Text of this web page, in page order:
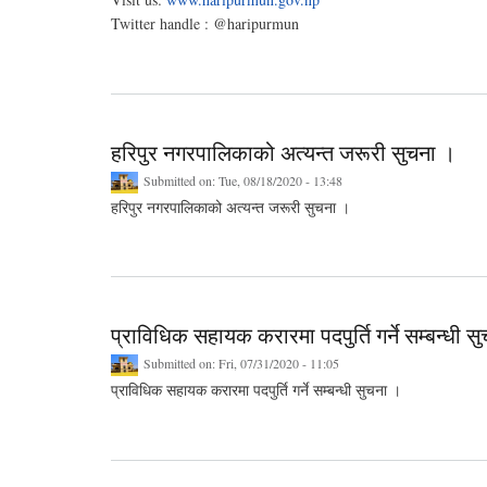
Twitter handle : @haripurmun
हरिपुर नगरपालिकाको अत्यन्त जरूरी सुचना ।
Submitted on:Tue, 08/18/2020 - 13:48
हरिपुर नगरपालिकाको अत्यन्त जरूरी सुचना ।
प्राविधिक सहायक करारमा पदपुर्ति गर्ने सम्बन्धी
Submitted on:Fri, 07/31/2020 - 11:05
प्राविधिक सहायक करारमा पदपुर्ति गर्ने सम्बन्धी सुचना ।